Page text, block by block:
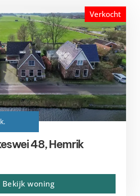
Verkocht
48, Hemrik
Bekijk woning